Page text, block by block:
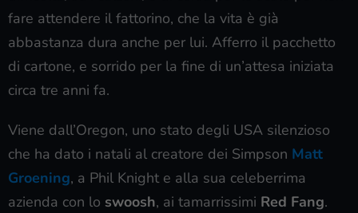
fare attendere il fattorino, che la vita è già
abbastanza dura anche per lui. Afferro il pacchetto
di cartone, e sorrido per la fine di un’attesa iniziata
circa tre anni fa.
Viene dall’Oregon, uno stato degli USA silenzioso
che ha dato i natali al creatore dei Simpson Matt
Groening, a Phil Knight e alla sua celeberrima
azienda con lo swoosh, ai tamarrissimi Red Fang.